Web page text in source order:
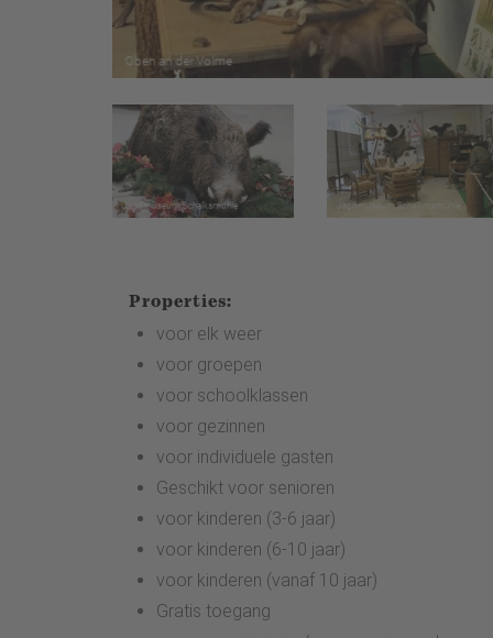
Properties:
voor elk weer
voor groepen
voor schoolklassen
voor gezinnen
voor individuele gasten
Geschikt voor senioren
voor kinderen (3-6 jaar)
voor kinderen (6-10 jaar)
voor kinderen (vanaf 10 jaar)
Gratis toegang